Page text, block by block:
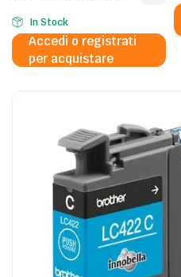
In Stock
Accedi o registrati
per acquistare